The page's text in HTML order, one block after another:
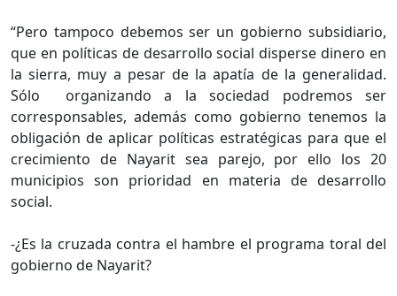
“Pero tampoco debemos ser un gobierno subsidiario,
que en políticas de desarrollo social disperse dinero en
la sierra, muy a pesar de la apatía de la generalidad.
Sólo organizando a la sociedad podremos ser
corresponsables, además como gobierno tenemos la
obligación de aplicar políticas estratégicas para que el
crecimiento de Nayarit sea parejo, por ello los 20
municipios son prioridad en materia de desarrollo
social.
-¿Es la cruzada contra el hambre el programa toral del
gobierno de Nayarit?